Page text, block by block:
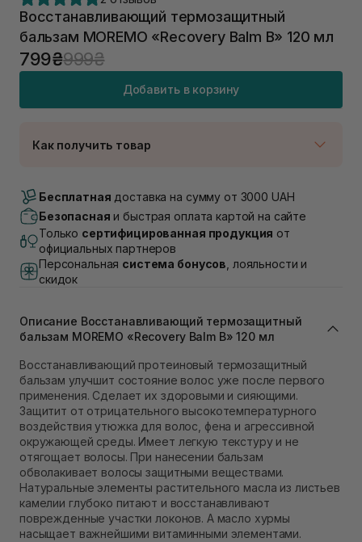
Восстанавливающий термозащитный
бальзам MOREMO «Recovery Balm В» 120 мл
799₴999₴
Добавить в корзину
Как получить товар
Нет в наличии!
Самовывоз г. Луцк, Винниченка 4
Самовывоз г. Львов, ул. Академика Подстригача,
1В (Duck's Lake)
Нет в наличии!
Самовывоз Львов (Ивана Франко 36)
Самовывоз г. Львов ул. Степана Бандеры 43
Нет в наличии!
Нет в наличии!
Самовывоз г. Ровно, ул. Кулика и Гудачека 23 (ТЦ
Экватор)
Нет в наличии!
Бесплатная доставка на сумму от 3000 UAH
Безопасная и быстрая оплата картой на сайте
Только сертифицированная продукция от
официальных партнеров
Персональная система бонусов , лояльности и
скидок
Описание Восстанавливающий термозащитный
бальзам MOREMO «Recovery Balm В» 120 мл
Восстанавливающий протеиновый термозащитный
бальзам улучшит состояние волос уже после первого
применения. Сделает их здоровыми и сияющими.
Защитит от отрицательного высокотемпературного
воздействия утюжка для волос, фена и агрессивной
окружающей среды. Имеет легкую текстуру и не
отягощает волосы. При нанесении бальзам
обволакивает волосы защитными веществами.
Натуральные элементы растительного масла из листьев
камелии глубоко питают и восстанавливают
поврежденные участки локонов. А масло хурмы
насыщает важнейшими витаминными элементами.